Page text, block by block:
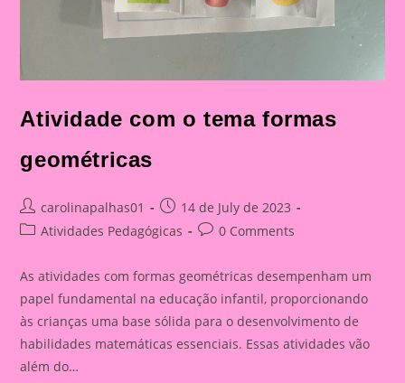
Atividade com o tema formas
geométricas
Post
author:
carolinapalhas01
Post
published:
14 de July de 2023
PostAtividades Pedagógicas
Post0 Comments
As atividades com formas geométricas desempenham um
papel fundamental na educação infantil, proporcionando
às crianças uma base sólida para o desenvolvimento de
habilidades matemáticas essenciais. Essas atividades vão
além do…